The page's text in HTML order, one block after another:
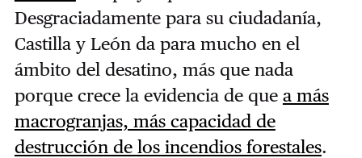
Desgraciadamente para su ciudadanía,
Castilla y León da para mucho en el
ámbito del desatino, más que nada
porque crece la evidencia de que a más
macrogranjas, más capacidad de
destrucción de los incendios forestales.